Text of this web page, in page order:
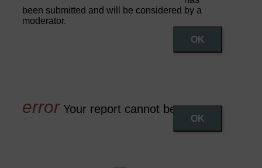
been submitted and will be considered by a
moderator.
OK
Your report cannot be sent
OK